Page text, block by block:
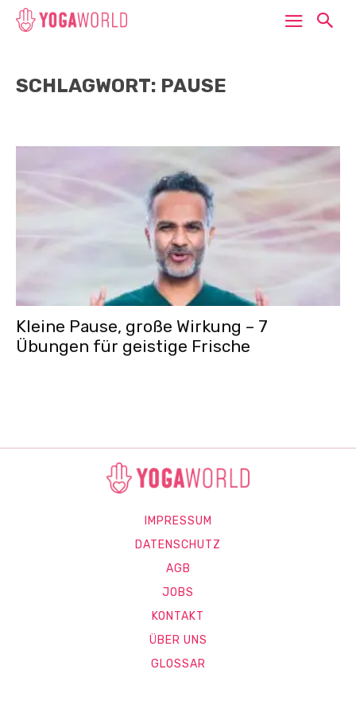
SCHLAGWORT: PAUSE
Kleine Pause, große Wirkung – 7
Übungen für geistige Frische
IMPRESSUM
DATENSCHUTZ
AGB
JOBS
KONTAKT
ÜBER UNS
GLOSSAR